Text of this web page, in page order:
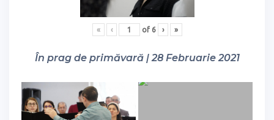
« ‹ of 6 › »
În prag de primăvară | 28 Februarie 2021